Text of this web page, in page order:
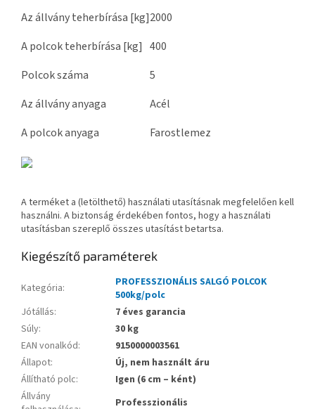
Az állvány teherbírása [kg]2000
A polcok teherbírása [kg] 400
Polcok száma
5
Az állvány anyaga
Acél
A polcok anyaga
Farostlemez
A terméket a (letölthető) használati utasításnak megfelelően kell
használni. A biztonság érdekében fontos, hogy a használati
utasításban szereplő összes utasítást betartsa.
Kiegészítő paraméterek
Kategória:
PROFESSZIONÁLIS SALGÓ POLCOK
500kg/polc
Jótállás:
7 éves garancia
Súly:
30 kg
EAN vonalkód:
9150000003561
Állapot:
Új, nem használt áru
Állítható polc:
Igen (6 cm – ként)
Állvány
Professzionális